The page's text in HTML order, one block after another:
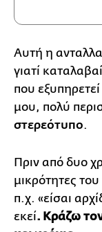
Αυτή η
γιατί
που
μου, πολύ
στερεότυπο.
Πριν από δυο
μικρότητες
π.χ. «είσαι
εκεί. Κράζω